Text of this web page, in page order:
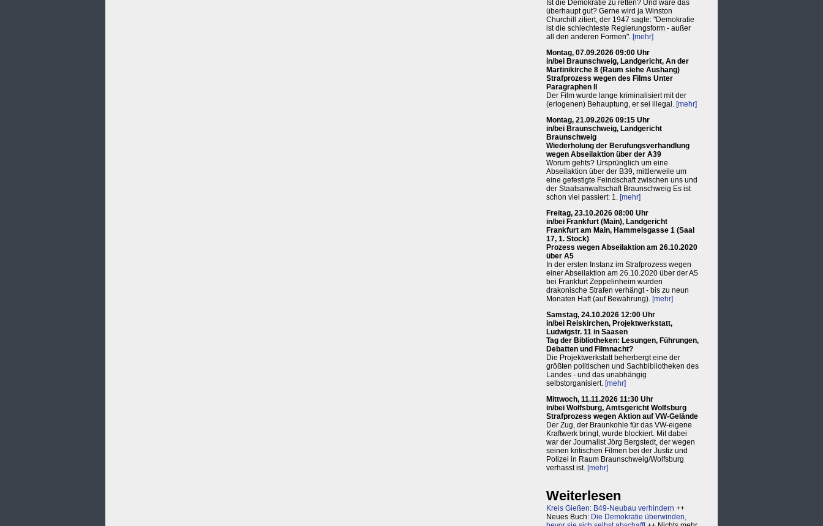
Ist die Demokratie zu retten? Und wäre das
überhaupt gut? Gerne wird ja Winston
Churchill zitiert, der 1947 sagte: "Demokratie
ist die schlechteste Regierungsform - außer
all den anderen Formen". [mehr]
Montag, 07.09.2026 09:00 Uhr
in/bei Braunschweig, Landgericht, An der
Martinikirche 8 (Raum siehe Aushang)
Strafprozess wegen des Films Unter
Paragraphen II
Der Film wurde lange kriminalisiert mit der
(erlogenen) Behauptung, er sei illegal. [mehr]
Montag, 21.09.2026 09:15 Uhr
in/bei Braunschweig, Landgericht
Braunschweig
Wiederholung der Berufungsverhandlung
wegen Abseilaktion über der A39
Worum gehts? Ursprünglich um eine
Abseilaktion über der B39, mittlerweile um
eine gefestigte Feindschaft zwischen uns und
der Staatsanwaltschaft Braunschweig Es ist
schon viel passiert: 1. [mehr]
Freitag, 23.10.2026 08:00 Uhr
in/bei Frankfurt (Main), Landgericht
Frankfurt am Main, Hammelsgasse 1 (Saal
17, 1. Stock)
Prozess wegen Abseilaktion am 26.10.2020
über A5
In der ersten Instanz im Strafprozess wegen
einer Abseilaktion am 26.10.2020 über der A5
bei Frankfurt Zeppelinheim wurden
drakonische Strafen verhängt - bis zu neun
Monaten Haft (auf Bewährung). [mehr]
Samstag, 24.10.2026 12:00 Uhr
in/bei Reiskirchen, Projektwerkstatt,
Ludwigstr. 11 in Saasen
Tag der Bibliotheken: Lesungen, Führungen,
Debatten und Filmnacht?
Die Projektwerkstatt beherbergt eine der
größten politischen und Sachbibliotheken des
Landes - und das unabhängig
selbstorganisiert. [mehr]
Mittwoch, 11.11.2026 11:30 Uhr
in/bei Wolfsburg, Amtsgericht Wolfsburg
Strafprozess wegen Aktion auf VW-Gelände
Der Zug, der Braunkohle für das VW-eigene
Kraftwerk bringt, wurde blockiert. Mit dabei
war der Journalist Jörg Bergstedt, der wegen
seinen kritischen Filmen bei der Justiz und
Polizei in Raum Braunschweig/Wolfsburg
verhasst ist. [mehr]
Weiterlesen
Kreis Gießen: B49-Neubau verhindern ++
Neues Buch: Die Demokratie überwinden,